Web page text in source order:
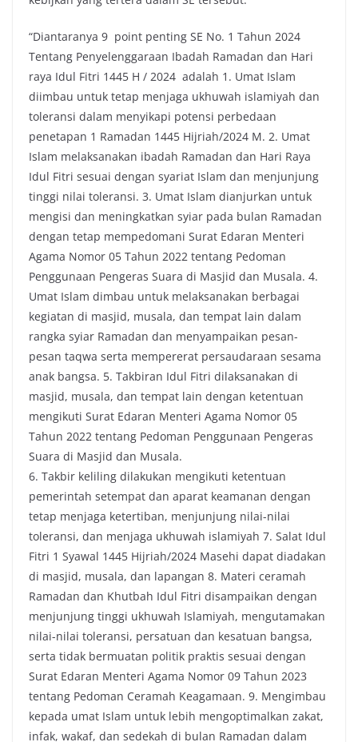
“Diantaranya 9 point penting SE No. 1 Tahun 2024
Tentang Penyelenggaraan Ibadah Ramadan dan Hari
raya Idul Fitri 1445 H / 2024 adalah 1. Umat Islam
diimbau untuk tetap menjaga ukhuwah islamiyah dan
toleransi dalam menyikapi potensi perbedaan
penetapan 1 Ramadan 1445 Hijriah/2024 M. 2. Umat
Islam melaksanakan ibadah Ramadan dan Hari Raya
Idul Fitri sesuai dengan syariat Islam dan menjunjung
tinggi nilai toleransi. 3. Umat Islam dianjurkan untuk
mengisi dan meningkatkan syiar pada bulan Ramadan
dengan tetap mempedomani Surat Edaran Menteri
Agama Nomor 05 Tahun 2022 tentang Pedoman
Penggunaan Pengeras Suara di Masjid dan Musala. 4.
Umat Islam dimbau untuk melaksanakan berbagai
kegiatan di masjid, musala, dan tempat lain dalam
rangka syiar Ramadan dan menyampaikan pesan-
pesan taqwa serta mempererat persaudaraan sesama
anak bangsa. 5. Takbiran Idul Fitri dilaksanakan di
masjid, musala, dan tempat lain dengan ketentuan
mengikuti Surat Edaran Menteri Agama Nomor 05
Tahun 2022 tentang Pedoman Penggunaan Pengeras
Suara di Masjid dan Musala.
6. Takbir keliling dilakukan mengikuti ketentuan
pemerintah setempat dan aparat keamanan dengan
tetap menjaga ketertiban, menjunjung nilai-nilai
toleransi, dan menjaga ukhuwah islamiyah 7. Salat Idul
Fitri 1 Syawal 1445 Hijriah/2024 Masehi dapat diadakan
di masjid, musala, dan lapangan 8. Materi ceramah
Ramadan dan Khutbah Idul Fitri disampaikan dengan
menjunjung tinggi ukhuwah Islamiyah, mengutamakan
nilai-nilai toleransi, persatuan dan kesatuan bangsa,
serta tidak bermuatan politik praktis sesuai dengan
Surat Edaran Menteri Agama Nomor 09 Tahun 2023
tentang Pedoman Ceramah Keagamaan. 9. Mengimbau
kepada umat Islam untuk lebih mengoptimalkan zakat,
infak, wakaf, dan sedekah di bulan Ramadan dalam